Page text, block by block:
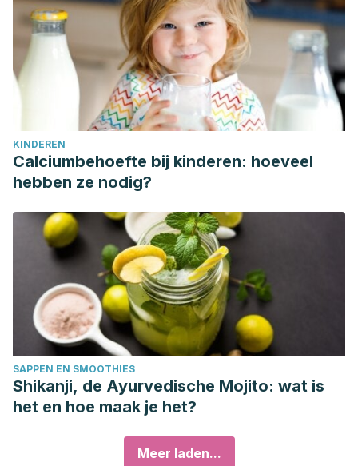
KINDEREN
Calciumbehoefte bij kinderen: hoeveel
hebben ze nodig?
SAPPEN EN SMOOTHIES
Shikanji, de Ayurvedische Mojito: wat is
het en hoe maak je het?
Meer laden...